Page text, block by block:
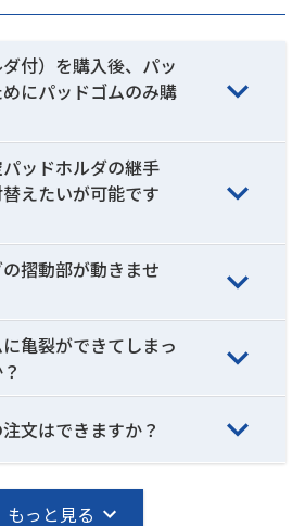
付）を購入後、パッ
にパッドゴムのみ購
ッドホルダの継手
えたいが可能です
摺動部が動きませ
亀裂ができてしまっ
文はできますか？
もっと見る